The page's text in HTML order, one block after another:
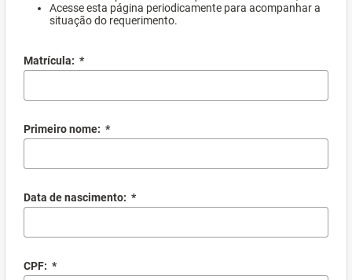
Acesse esta página periodicamente para acompanhar a
situação do requerimento.
Matrícula: *
Primeiro nome: *
Data de nascimento: *
CPF: *